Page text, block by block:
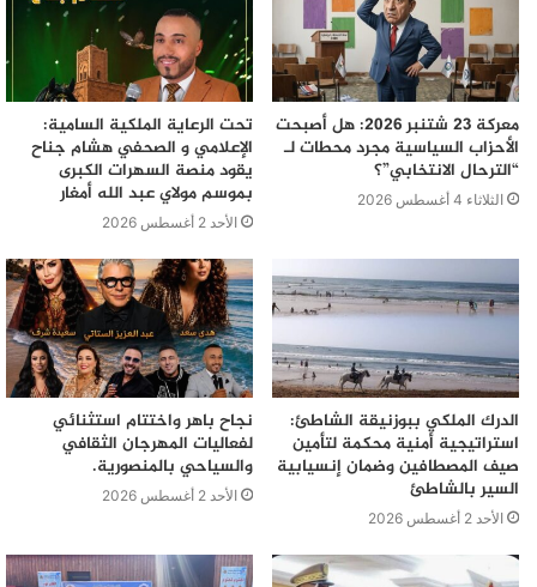
معركة 23 شتنبر 2026: هل أصبحت
الأحزاب السياسية مجرد محطات لـ
“الترحال الانتخابي”؟
الثلاثاء 4 أغسطس 2026
تحت الرعاية الملكية السامية:
الإعلامي و الصحفي هشام جناح
يقود منصة السهرات الكبرى
بموسم مولاي عبد الله أمغار
الأحد 2 أغسطس 2026
الدرك الملكي ببوزنيقة الشاطئ:
استراتيجية أمنية محكمة لتأمين
صيف المصطافين وضمان إنسيابية
السير بالشاطئ
الأحد 2 أغسطس 2026
نجاح باهر واختتام استثنائي
لفعاليات المهرجان الثقافي
والسياحي بالمنصورية.
الأحد 2 أغسطس 2026